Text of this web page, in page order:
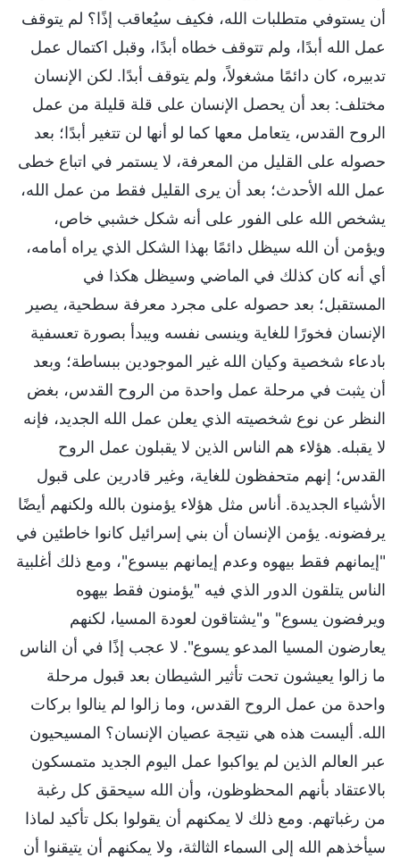
أن يستوفي متطلبات الله، فكيف سيُعاقب إذًا؟ لم يتوقف
عمل الله أبدًا، ولم تتوقف خطاه أبدًا، وقبل اكتمال عمل
تدبيره، كان دائمًا مشغولاً، ولم يتوقف أبدًا. لكن الإنسان
مختلف: بعد أن يحصل الإنسان على قلة قليلة من عمل
الروح القدس، يتعامل معها كما لو أنها لن تتغير أبدًا؛ بعد
حصوله على القليل من المعرفة، لا يستمر في اتباع خطى
عمل الله الأحدث؛ بعد أن يرى القليل فقط من عمل الله،
يشخص الله على الفور على أنه شكل خشبي خاص،
ويؤمن أن الله سيظل دائمًا بهذا الشكل الذي يراه أمامه،
أي أنه كان كذلك في الماضي وسيظل هكذا في
المستقبل؛ بعد حصوله على مجرد معرفة سطحية، يصير
الإنسان فخورًا للغاية وينسى نفسه ويبدأ بصورة تعسفية
بادعاء شخصية وكيان الله غير الموجودين ببساطة؛ وبعد
أن يثبت في مرحلة عمل واحدة من الروح القدس، بغض
النظر عن نوع شخصيته الذي يعلن عمل الله الجديد، فإنه
لا يقبله. هؤلاء هم الناس الذين لا يقبلون عمل الروح
القدس؛ إنهم متحفظون للغاية، وغير قادرين على قبول
الأشياء الجديدة. أناس مثل هؤلاء يؤمنون بالله ولكنهم أيضًا
يرفضونه. يؤمن الإنسان أن بني إسرائيل كانوا خاطئين في
"إيمانهم فقط بيهوه وعدم إيمانهم بيسوع"، ومع ذلك أغلبية
الناس يتلقون الدور الذي فيه "يؤمنون فقط بيهوه
ويرفضون يسوع" و"يشتاقون لعودة المسيا، لكنهم
يعارضون المسيا المدعو يسوع". لا عجب إذًا في أن الناس
ما زالوا يعيشون تحت تأثير الشيطان بعد قبول مرحلة
واحدة من عمل الروح القدس، وما زالوا لم ينالوا بركات
الله. أليست هذه هي نتيجة عصيان الإنسان؟ المسيحيون
عبر العالم الذين لم يواكبوا عمل اليوم الجديد متمسكون
بالاعتقاد بأنهم المحظوظون، وأن الله سيحقق كل رغبة
من رغباتهم. ومع ذلك لا يمكنهم أن يقولوا بكل تأكيد لماذا
سيأخذهم الله إلى السماء الثالثة، ولا يمكنهم أن يتيقنوا أن